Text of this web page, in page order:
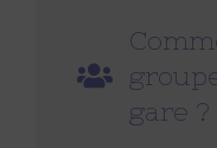
gare ?